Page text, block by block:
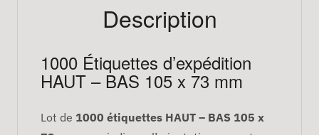
Description
1000 Étiquettes d’expédition
HAUT – BAS 105 x 73 mm
Lot de 1000 étiquettes HAUT – BAS 105 x